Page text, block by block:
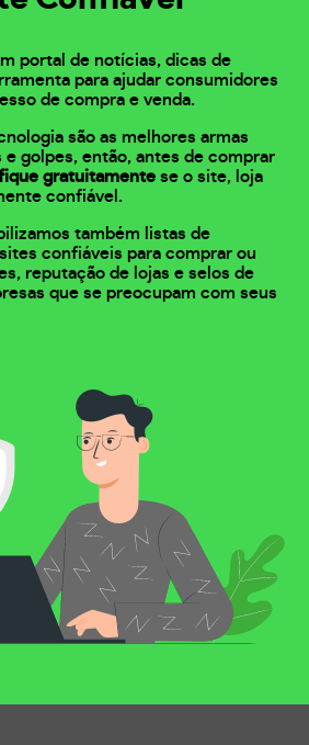
portal de notícias, dicas de
para ajudar consumidores
de compra e venda.
são as melhores armas
e golpes, então, antes de comprar
gratuitamente se o site, loja
confiável.
também listas de
confiáveis para comprar ou
reputação de lojas e selos de
que se preocupam com seus